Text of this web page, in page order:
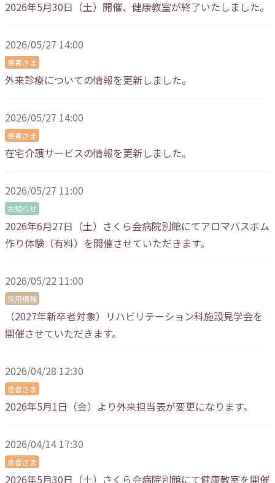
2026年5月30日（土）開催、健康教室が終了いたしました。
2026/05/27 14:00
患者さま
外来診療についての情報を更新しました。
2026/05/27 14:00
患者さま
在宅介護サービスの情報を更新しました。
2026/05/27 11:00
お知らせ
2026年6月27日（土）さくら会病院別館にてアロマバスボム
作り体験（有料）を開催させていただきます。
2026/05/22 11:00
採用情報
（2027年新卒者対象）リハビリテーション科施設見学会を
開催させていただきます。
2026/04/28 12:30
患者さま
2026年5月1日（金）より外来担当表が変更になります。
2026/04/14 17:30
患者さま
2026年5月30日（土）さくら会病院別館にて健康教室を開催